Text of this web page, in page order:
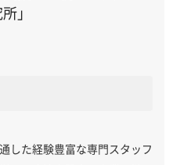
」
した経験豊富な専門スタッフ